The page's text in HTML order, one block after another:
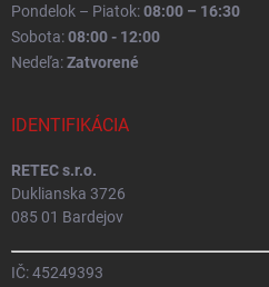
Pondelok – Piatok:08:00 – 16:30
Sobota:08:00 - 12:00
Nedeľa:Zatvorené
IDENTIFIKÁCIA
RETEC s.r.o.
Duklianska 3726
085 01 Bardejov
IČ: 45249393